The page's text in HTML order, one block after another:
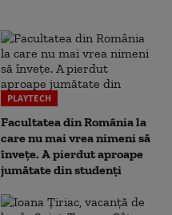
PLAYTECH
Facultatea din România la
care nu mai vrea nimeni să
înveţe. A pierdut aproape
jumătate din studenţi